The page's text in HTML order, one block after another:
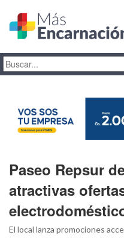
Paseo Repsur
atractivas
El local lanza promociones